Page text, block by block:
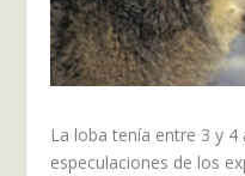
La loba tenía entre 3 y 4
especulaciones de los